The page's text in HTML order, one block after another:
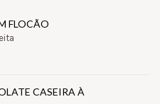
FLOCÃO
CASEIRA À